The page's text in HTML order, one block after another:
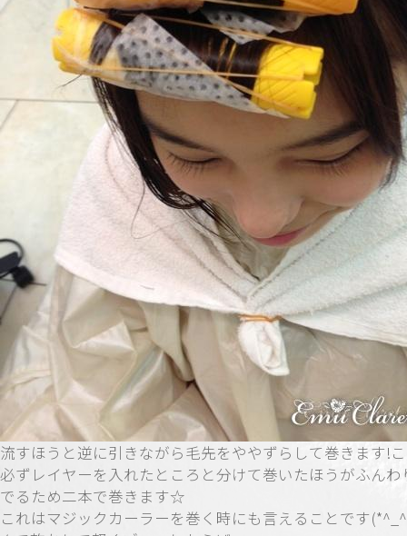
流すほうと逆に引きながら毛先をややずらして巻きます!
必ずレイヤーを入れたところと分けて巻いたほうがふんわ
でるため二本で巻きます☆
これはマジックカーラーを巻く時にも言えることです